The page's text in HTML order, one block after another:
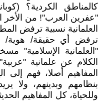
كالمناطق الكردية؟
"عفرين العرب"! من الأخر
العلمانية نسبية ترفض
ترفض أي حقيقة/ هوية/
"العلمانية الإسلامية"
الكلام عن علمانية
المفاهيم أصلا، فهم إلى
بنظامهم وبدينهم، ولا
وللحياة، كل المفاهيم